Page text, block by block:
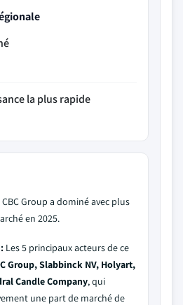
la plus rapide
CBC Group a dominé avec plus
en 2025.
Les 5 principaux acteurs de ce
Group, Slabbinck NV, Holyart,
Candle Company, qui
une part de marché de